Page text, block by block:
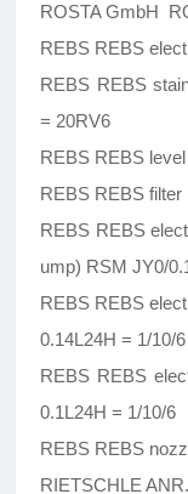
ROSTA GmbH
REBS REBS
REBS REBS
= 20RV6
REBS REBS
REBS REBS
REBS REBS
ump) RSM JY0/
REBS REBS
0.14L24H = 1/10/6
REBS REBS
0.1L24H = 1/10/6
REBS REBS
RIETSCHLE